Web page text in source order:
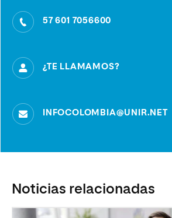
57 601 7056600
¿TE LLAMAMOS?
INFOCOLOMBIA@UNIR.NET
Noticias relacionadas